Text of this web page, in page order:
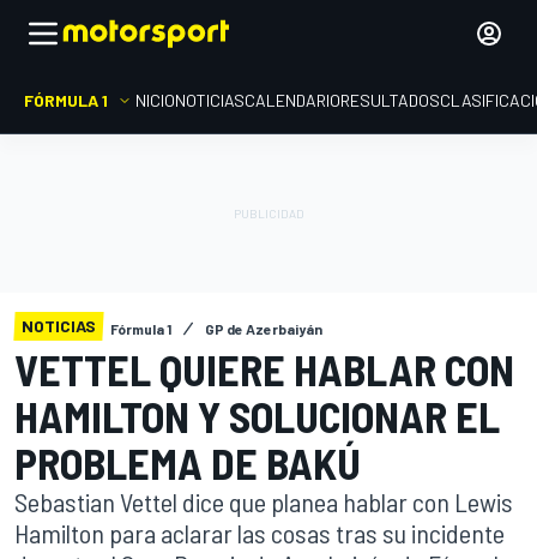
FÓRMULA 1 INICIONOTICIASCALENDARIORESULTADOS
NOTICIAS Fórmula 1 GP de Azerbaiyán
VETTEL QUIERE HABLAR CON
HAMILTON Y SOLUCIONAR EL
PROBLEMA DE BAKÚ
Sebastian Vettel dice que planea hablar con Lewis
Hamilton para aclarar las cosas tras su incidente